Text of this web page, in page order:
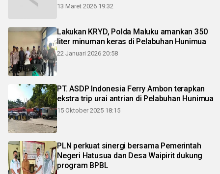
13 Maret 2026 19:32
Lakukan KRYD, Polda Maluku amankan 350
liter minuman keras di Pelabuhan Hunimua
22 Januari 2026 20:58
PT. ASDP Indonesia Ferry Ambon terapkan
ekstra trip urai antrian di Pelabuhan Hunimua
15 Oktober 2025 18:15
PLN perkuat sinergi bersama Pemerintah
Negeri Hatusua dan Desa Waipirit dukung
program BPBL